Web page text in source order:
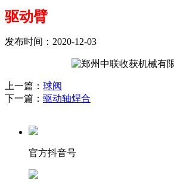
驱动臂
发布时间：2020-12-03
上一篇： 球阀
下一篇： 驱动轴焊合
官方抖音号